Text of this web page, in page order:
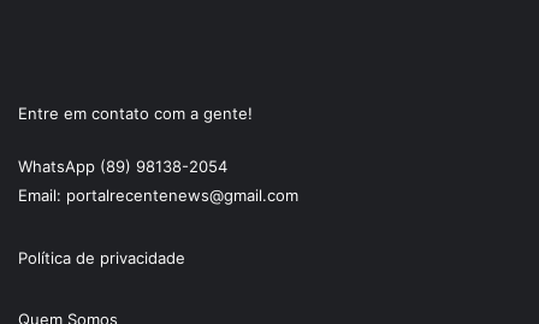
Entre em contato com a gente!
WhatsApp (89) 98138-2054
Email: portalrecentenews@gmail.com
Política de privacidade
Quem Somos